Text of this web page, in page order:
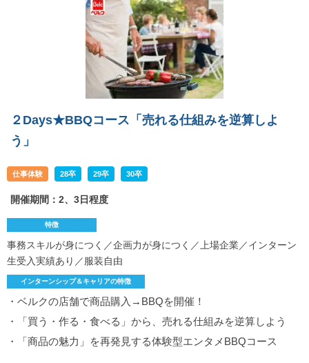
２Days★BBQコース「売れる仕組みを逆算しよ
う」
仕事体験 28卒 29卒 30卒
開催期間：2、3日程度
特徴
事務スキルが身につく／企画力が身につく／上場企業／インターン
生受入実績あり／服装自由
インターンシップ＆キャリアの特徴
・ベルクの店舗で商品購入→BBQを開催！
・「買う・作る・食べる」から、売れる仕組みを逆算しよう
・「商品の魅力」を再発見する体験型エンタメBBQコース